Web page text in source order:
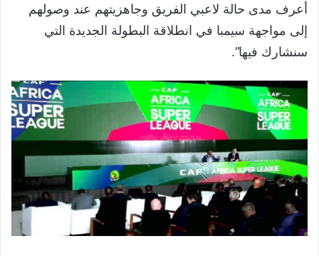
أعرف مدى حالة لاعبي الفريق وجاهزيتهم عند وصولهم
إلى مواجهة سيمبا في انطلاقة البطولة الجديدة التي
سنشارك فيها”.